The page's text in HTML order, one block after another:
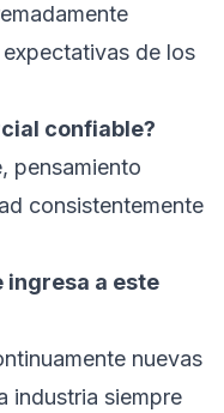
de los
confiable?
pensamiento
consistentemente
ingresa a este
nuevas
industria siempre